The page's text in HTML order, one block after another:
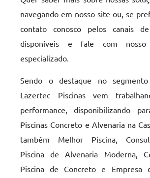
navegando em nosso site ou, se
contato conosco pelos canais de
disponíveis e fale com nosso
especializado.
Sendo o destaque no segmento
Lazertec Piscinas vem
performance, disponibilizando
Piscinas Concreto e Alvenaria na
também Melhor Piscina,
Piscina de Alvenaria Moderna,
Piscina de Concreto e Empresa